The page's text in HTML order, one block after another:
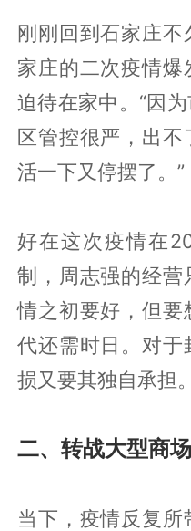
刚刚回到石家庄
家庄的二次疫情
迫待在家中。“因
区管控很严，出不
活一下又停摆了。”
好在这次疫情在
制，周志强的经营
情之初要好，但要
代还需时日。对于
损又要其独自承担。
二、转战大型商场
当下，疫情反复